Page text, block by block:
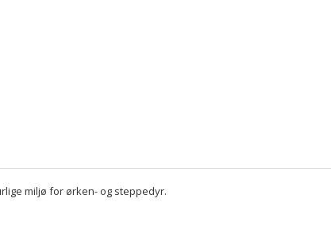
miljø for ørken- og steppedyr.